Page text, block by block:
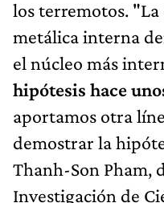
los terremotos.
metálica interna
el núcleo más
hipótesis hace
aportamos otra
demostrar la
Thanh-Son Pham,
Investigación de